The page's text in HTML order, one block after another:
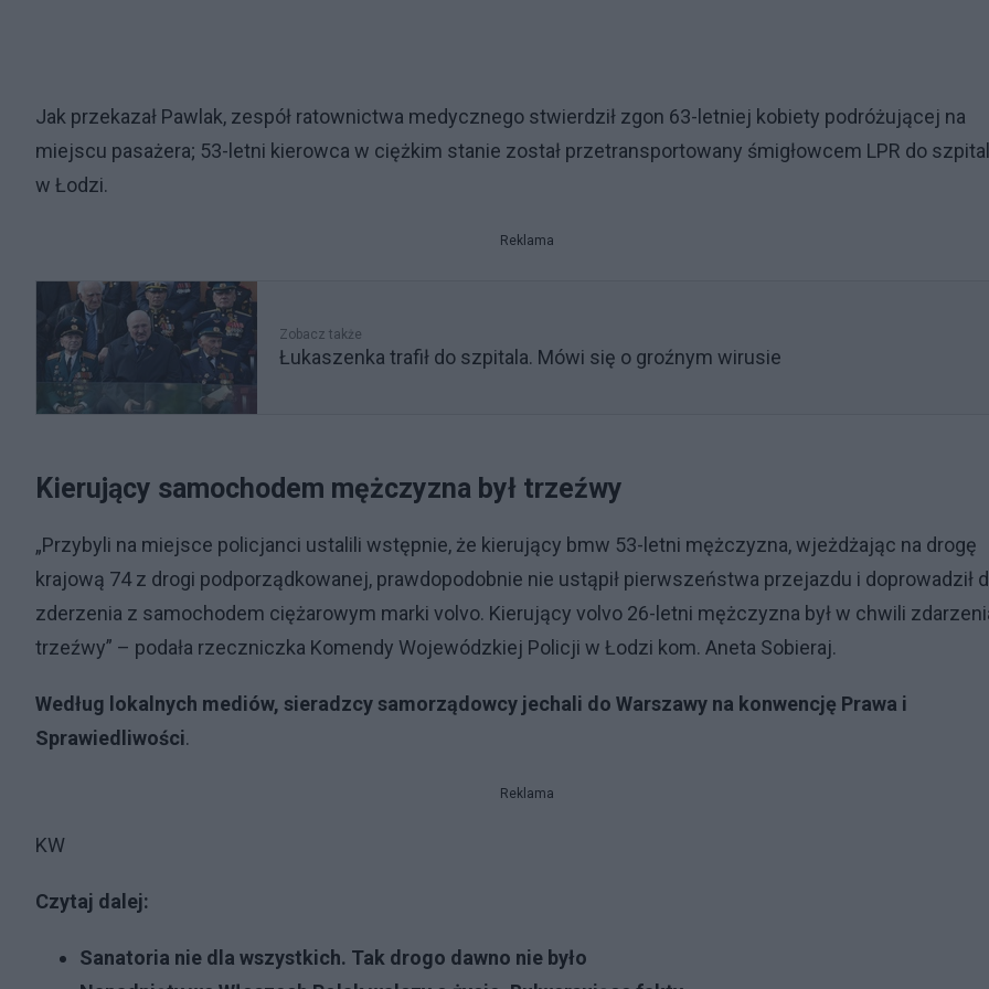
Jak przekazał Pawlak, zespół ratownictwa medycznego stwierdził zgon 63-letniej kobiety podróżującej na
miejscu pasażera; 53-letni kierowca w ciężkim stanie został przetransportowany śmigłowcem LPR do
w Łodzi.
Reklama
Zobacz także
Łukaszenka trafił do szpitala. Mówi się o groźnym wirusie
Kierujący samochodem mężczyzna był trzeźwy
„Przybyli na miejsce policjanci ustalili wstępnie, że kierujący bmw 53-letni mężczyzna, wjeżdżając na drogę
krajową 74 z drogi podporządkowanej, prawdopodobnie nie ustąpił pierwszeństwa przejazdu i doprowadził
zderzenia z samochodem ciężarowym marki volvo. Kierujący volvo 26-letni mężczyzna był w chwili
trzeźwy” – podała rzeczniczka Komendy Wojewódzkiej Policji w Łodzi kom. Aneta Sobieraj.
Według lokalnych mediów, sieradzcy samorządowcy jechali do Warszawy na konwencję Prawa i
Sprawiedliwości.
Reklama
KW
Czytaj dalej:
Sanatoria nie dla wszystkich. Tak drogo dawno nie było